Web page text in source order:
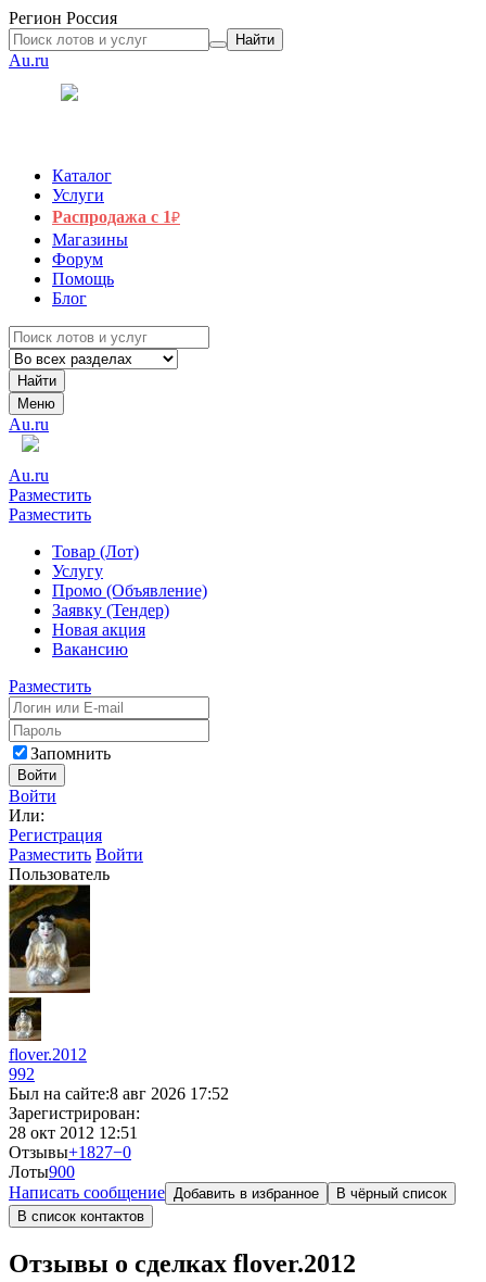
Регион Россия
Найти
Au.ru
Каталог
Услуги
Распродажа с 1₽
Магазины
Форум
Помощь
Блог
Найти
Меню
Au.ru
Au.ru
Разместить
Разместить
Товар (Лот)
Услугу
Промо (Объявление)
Заявку (Тендер)
Новая акция
Вакансию
Разместить
Запомнить
Войти
Войти
Или:
Регистрация
Разместить Войти
Пользователь
flover.2012
992
Был на сайте:8 авг 2026 17:52
Зарегистрирован:
28 окт 2012 12:51
Отзывы+1827−0
Лоты900
Написать сообщение Добавить в избранное
В чёрный список
В список контактов
Отзывы о сделках flover.2012